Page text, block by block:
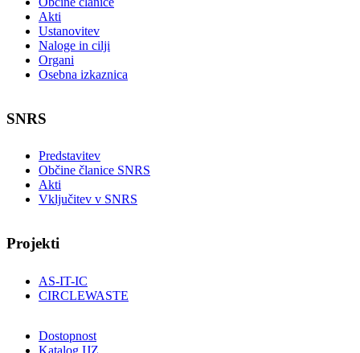
Akti
Ustanovitev
Naloge in cilji
Organi
Osebna izkaznica
SNRS
Predstavitev
Občine članice SNRS
Akti
Vključitev v SNRS
Projekti
AS-IT-IC
CIRCLEWASTE
Dostopnost
Katalog IJZ